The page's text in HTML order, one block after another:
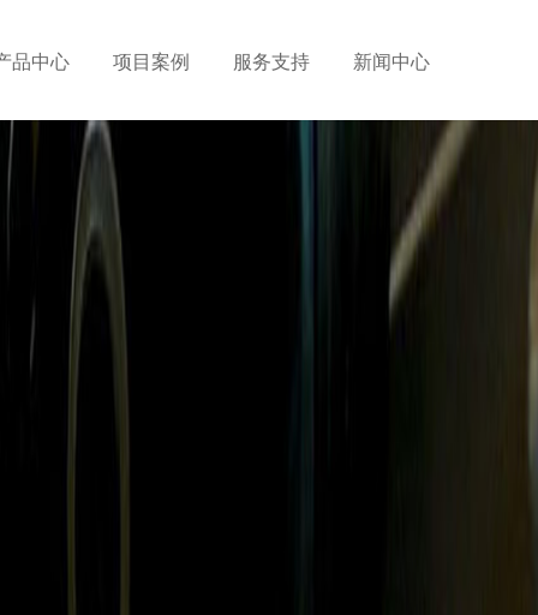
品中心 项目案例 服务支持 新闻中心